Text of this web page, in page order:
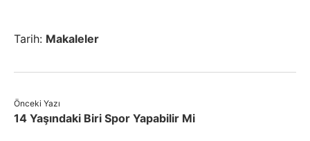
Tarih: Makaleler
Önceki Yazı
14 Yaşındaki Biri Spor Yapabilir Mi